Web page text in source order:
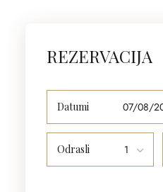
REZERVACIJA
Datumi 07/08/
Odrasli